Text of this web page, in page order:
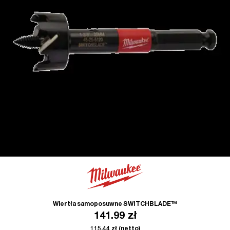
Wiertła samoposuwne SWITCHBLADE™
141.99 zł